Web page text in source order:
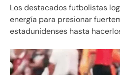
Los destacados futbolistas
energía para presionar
estadunidenses hasta